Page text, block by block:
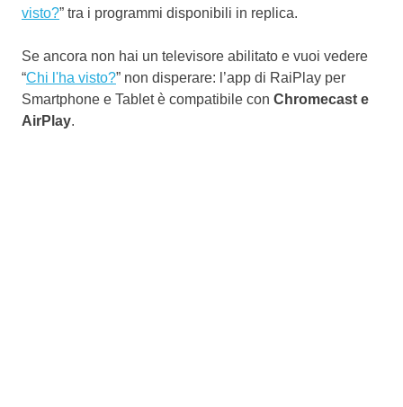
visto?” tra i programmi disponibili in replica.
Se ancora non hai un televisore abilitato e vuoi vedere
“Chi l'ha visto?” non disperare: l’app di RaiPlay per
Smartphone e Tablet è compatibile con Chromecast e
AirPlay.